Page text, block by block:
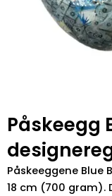
Påskeegg
Påskeeggene Blue
18 cm (700 gram).